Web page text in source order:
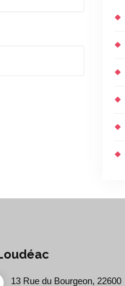
13 Rue du Bourgeon, 22600